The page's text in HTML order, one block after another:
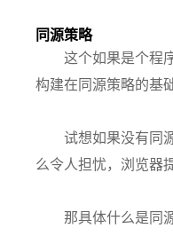
同源策略
这个如果是个程
构建在同源策略的基
试想如果没有同
么令人担忧，浏览器
那具体什么是同